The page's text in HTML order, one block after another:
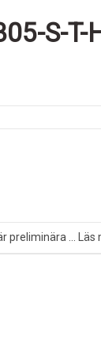
S-T-
preliminära ... Läs